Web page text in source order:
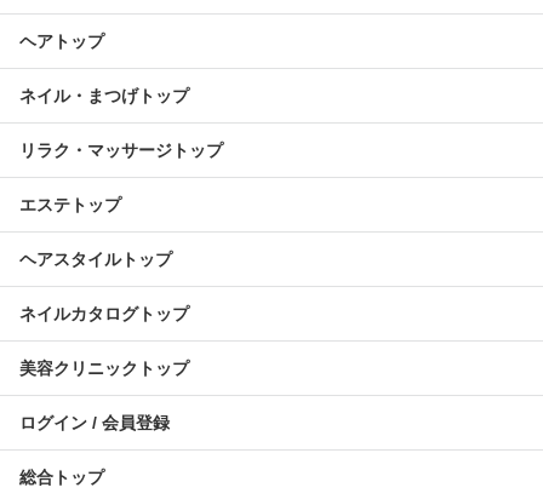
ヘアトップ
ネイル・まつげトップ
リラク・マッサージトップ
エステトップ
ヘアスタイルトップ
ネイルカタログトップ
美容クリニックトップ
ログイン / 会員登録
総合トップ